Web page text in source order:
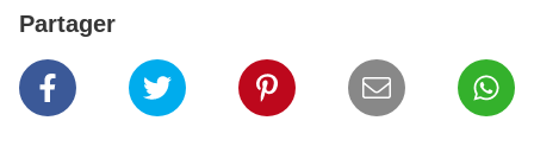
Partager